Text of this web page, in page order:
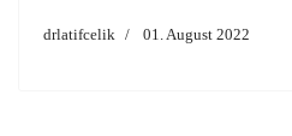
drlatifcelik 01. August 2022